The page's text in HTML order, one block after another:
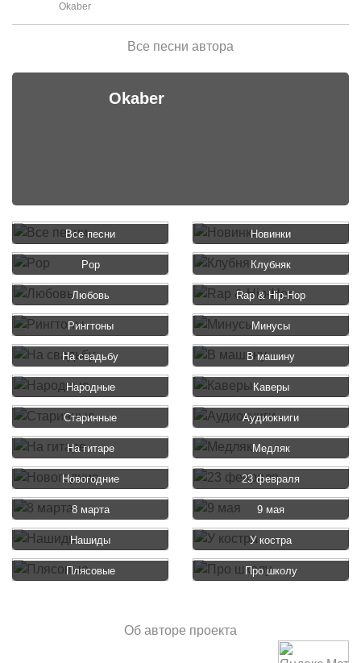
Okaber
Все песни автора
Okaber
Все песни Новинки
Pop Клубняк
Любовь Rap & Hip-Hop
Рингтоны Минусы
На свадьбу В машину
Народные Каверы
Старинные Аудиокниги
На гитаре Медляк
Новогодние 23 февраля
8 марта 9 мая
Нашиды У костра
Плясовые Про школу
Об авторе проекта